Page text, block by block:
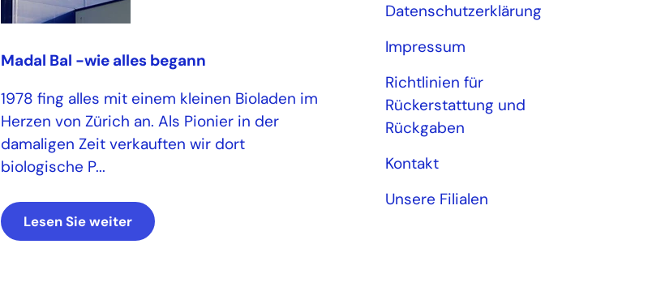
Madal Bal -wie alles begann
1978 fing alles mit einem kleinen Bioladen im
Herzen von Zürich an. Als Pionier in der
damaligen Zeit verkauften wir dort
biologische P...
Lesen Sie weiter
Datenschutzerklärung
Impressum
Richtlinien für
Rückerstattung und
Rückgaben
Kontakt
Unsere Filialen